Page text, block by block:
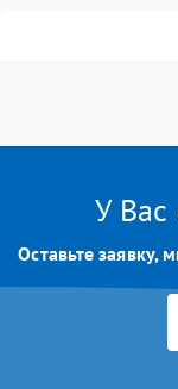
У Вас
Оставьте